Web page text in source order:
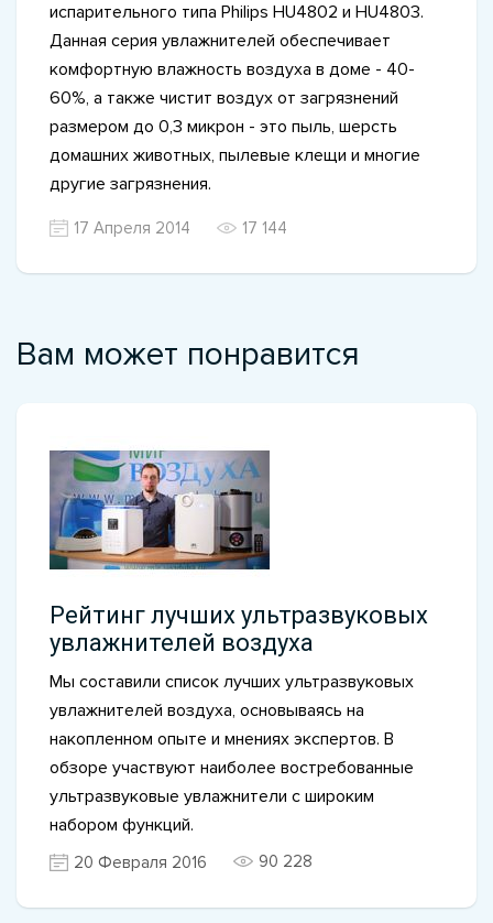
испарительного типа Philips HU4802 и HU4803.
Данная серия увлажнителей обеспечивает
комфортную влажность воздуха в доме - 40-
60%, а также чистит воздух от загрязнений
размером до 0,3 микрон - это пыль, шерсть
домашних животных, пылевые клещи и многие
другие загрязнения.
17 Апреля 2014 17 144
Вам может понравится
Рейтинг лучших ультразвуковых
увлажнителей воздуха
Мы составили список лучших ультразвуковых
увлажнителей воздуха, основываясь на
накопленном опыте и мнениях экспертов. В
обзоре участвуют наиболее востребованные
ультразвуковые увлажнители с широким
набором функций.
20 Февраля 2016 90 228